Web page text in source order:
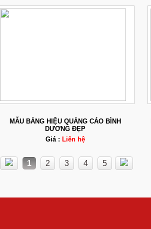
MẪU BẢNG HIỆU QUẢNG CÁO BÌNH
DƯƠNG ĐẸP
Giá : Liên hệ
1 2 3 4 5